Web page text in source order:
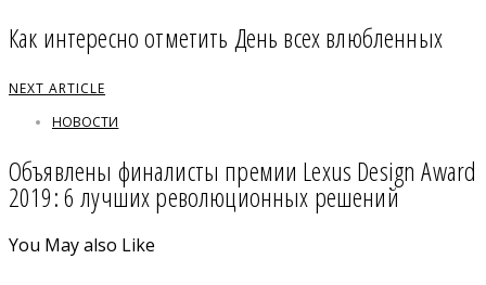
Как интересно отметить День всех влюбленных
NEXT ARTICLE
НОВОСТИ
Объявлены финалисты премии Lexus Design Award
2019: 6 лучших революционных решений
You May also Like